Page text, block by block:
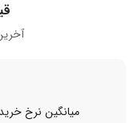
آخرین
میانگین نرخ خرید